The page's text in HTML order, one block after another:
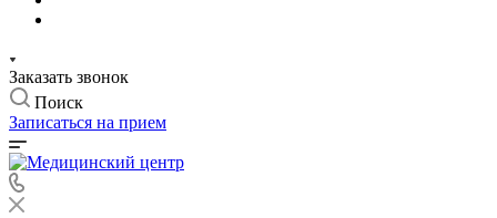
Заказать звонок
Поиск
Записаться на прием